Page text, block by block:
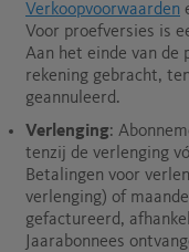
Verkoopvoorwaarden
Voor proefversies is
Aan het einde van de
rekening gebracht,
geannuleerd.
Verlenging:
tenzij de verlenging
Betalingen voor
verlenging) of
gefactureerd,
Jaarabonnees